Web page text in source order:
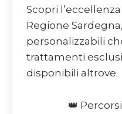
Scopri
Regione
personalizzabili
trattamenti
disponibili altrove.
👑